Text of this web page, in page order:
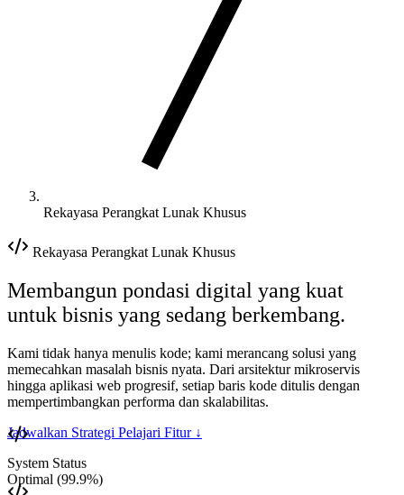
Rekayasa Perangkat Lunak Khusus
Rekayasa Perangkat Lunak Khusus
Membangun pondasi digital yang kuat
untuk bisnis yang sedang berkembang.
Kami tidak hanya menulis kode; kami merancang solusi yang
memecahkan masalah bisnis nyata. Dari arsitektur mikroservis
hingga aplikasi web progresif, setiap baris kode ditulis dengan
mempertimbangkan performa dan skalabilitas.
Jadwalkan Strategi Pelajari Fitur ↓
System Status
Optimal (99.9%)